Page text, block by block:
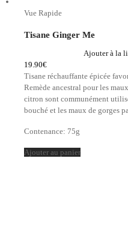
Vue Rapide
Tisane Ginger Me
Ajouter à la
19.90€
Tisane réchauffante épicée
Remède ancestral pour les
citron sont communément
bouché et les maux de gorges
Contenance: 75g
Ajouter au panier